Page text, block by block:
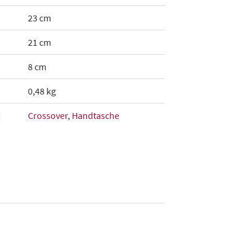
23 cm
21 cm
8 cm
0,48 kg
Crossover, Handtasche